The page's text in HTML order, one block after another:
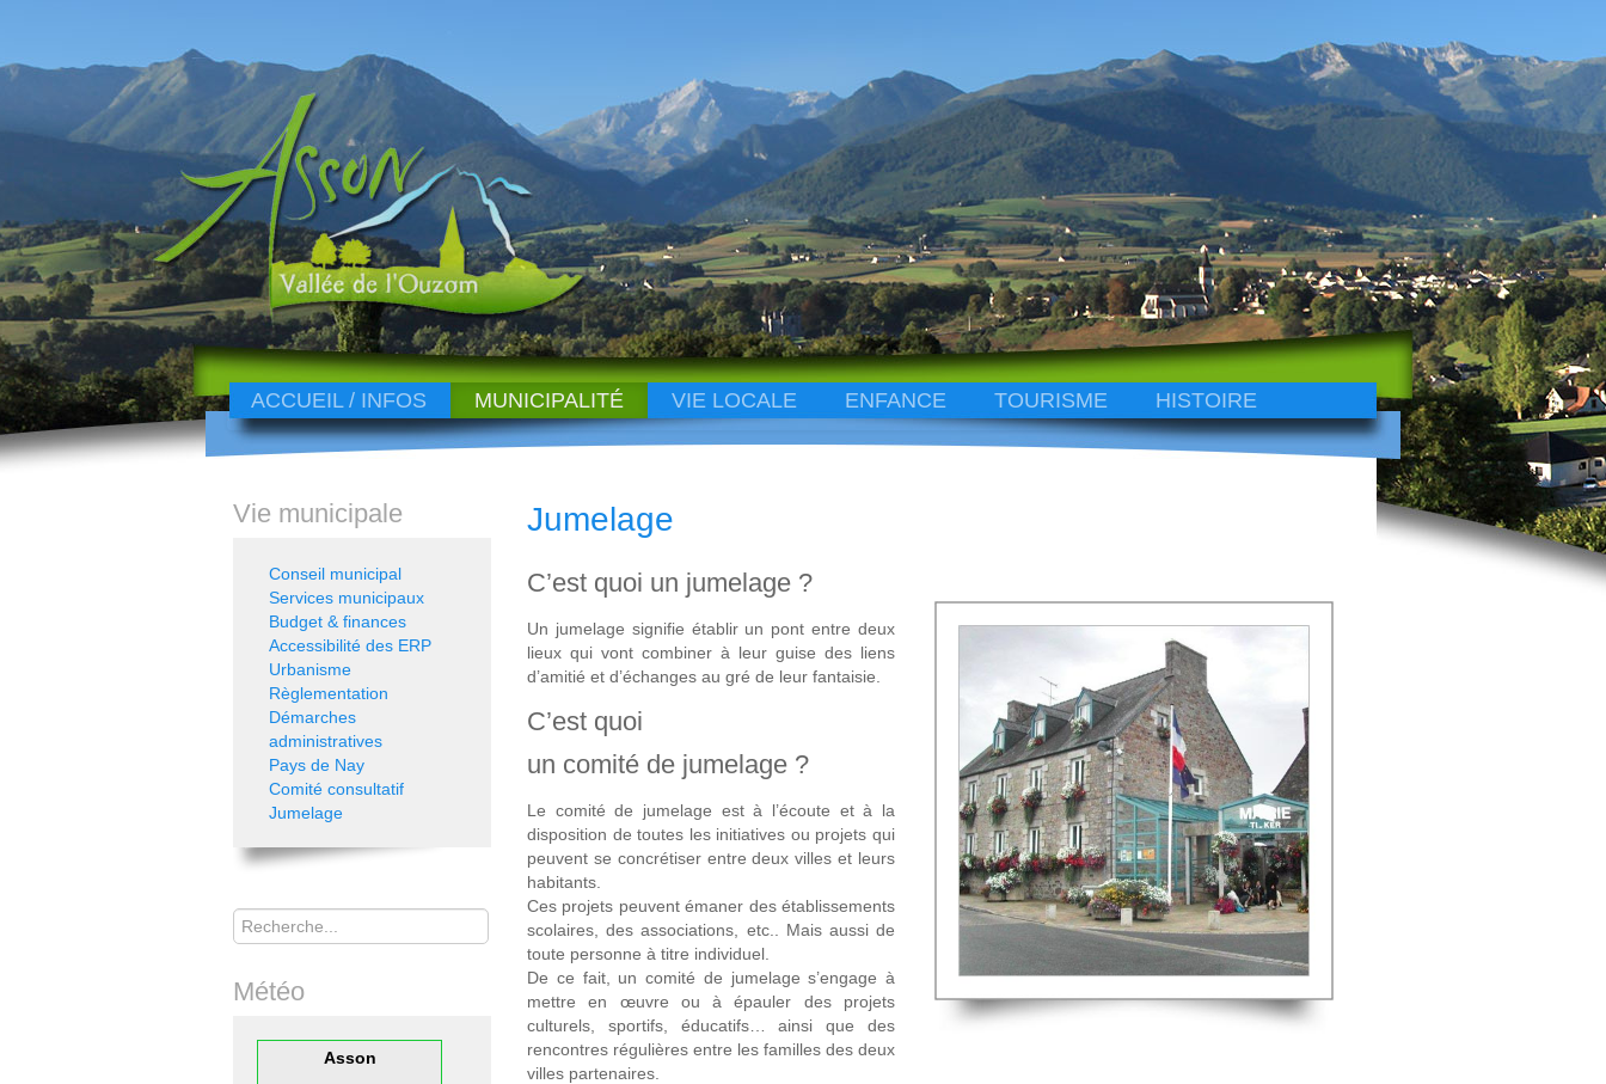
ACCUEIL / INFOS MUNICIPALITÉ VIE LOCALE ENFANCE TOURISME HISTOIRE
Jumelage
C’est quoi un jumelage ?
Un jumelage signifie établir un pont entre deux
lieux qui vont combiner à leur guise des liens
d’amitié et d’échanges au gré de leur fantaisie.
C’est quoi
un comité de jumelage ?
Le comité de jumelage est à l’écoute et à la
disposition de toutes les initiatives ou projets qui
peuvent se concrétiser entre deux villes et leurs
habitants.
Ces projets peuvent émaner des établissements
scolaires, des associations, etc.. Mais aussi de
toute personne à titre individuel.
De ce fait, un comité de jumelage s’engage à
mettre en œuvre ou à épauler des projets
culturels, sportifs, éducatifs… ainsi que des
rencontres régulières entre les familles des deux
villes partenaires.
Vie municipale
Conseil municipal
Services municipaux
Budget & finances
Accessibilité des ERP
Urbanisme
Règlementation
Démarches
administratives
Pays de Nay
Comité consultatif
Jumelage
Rechercher
Météo
Asson